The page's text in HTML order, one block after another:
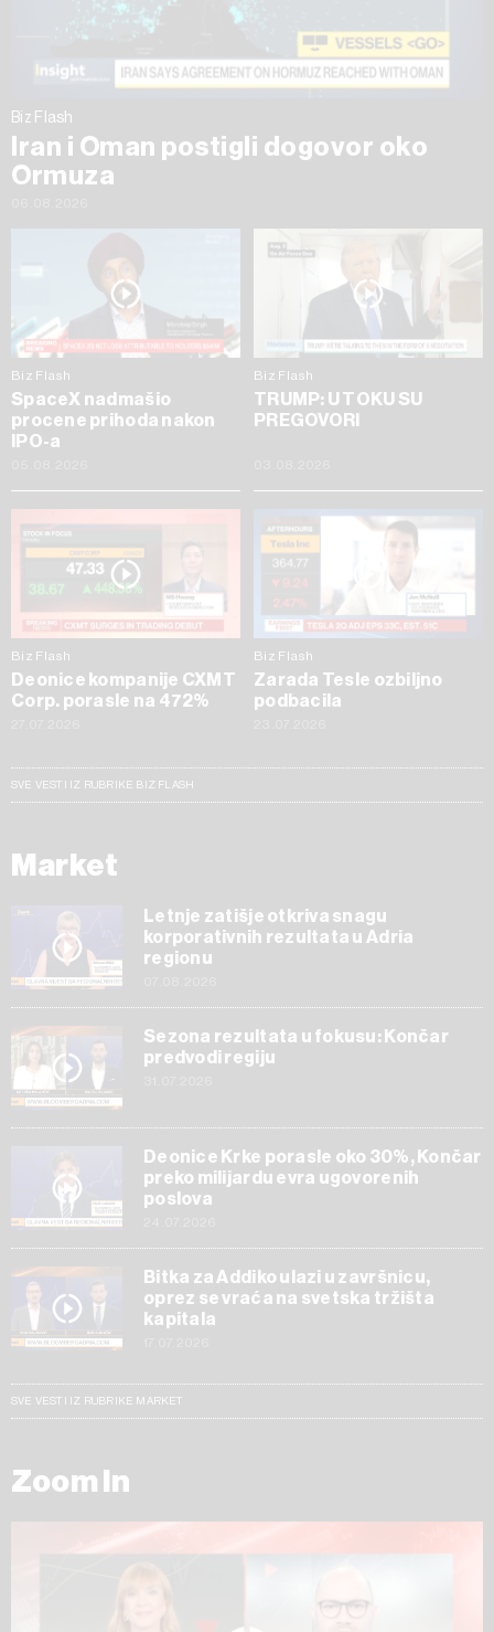
Biz Flash
Iran i Oman postigli dogovor oko
Ormuza
Biz Flash
SpaceX nadmašio
procene prihoda nakon
IPO-a
Biz Flash
TRUMP: U TOKU SU
PREGOVORI
Biz Flash
Deonice kompanije CXMT
Corp. porasle na 472%
Biz Flash
Zarada Tesle ozbiljno
podbacila
SVE VESTI IZ RUBRIKE BIZ FLASH
Market
Letnje zatišje otkriva snagu
korporativnih rezultata u Adria
regionu
Sezona rezultata u fokusu: Končar
predvodi regiju
Deonice Krke porasle oko 30%, Končar
preko milijardu evra ugovorenih
poslova
Bitka za Addiko ulazi u završnicu,
oprez se vraća na svetska tržišta
kapitala
SVE VESTI IZ RUBRIKE MARKET
Zoom In